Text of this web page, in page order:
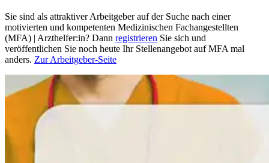
Sie sind als attraktiver Arbeitgeber auf der Suche nach einer
motivierten und kompetenten Medizinischen Fachangestellten
(MFA) | Arzthelfer:in? Dann registrieren Sie sich und
veröffentlichen Sie noch heute Ihr Stellenangebot auf MFA mal
anders. Zur Arbeitgeber-Seite